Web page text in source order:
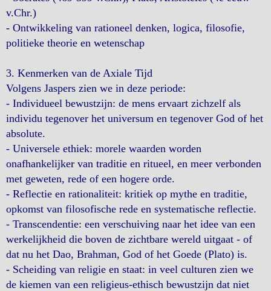
v.Chr.)
- Ontwikkeling van rationeel denken, logica, filosofie,
politieke theorie en wetenschap
3. Kenmerken van de Axiale Tijd
Volgens Jaspers zien we in deze periode:
- Individueel bewustzijn: de mens ervaart zichzelf als
individu tegenover het universum en tegenover God of het
absolute.
- Universele ethiek: morele waarden worden
onafhankelijker van traditie en ritueel, en meer verbonden
met geweten, rede of een hogere orde.
- Reflectie en rationaliteit: kritiek op mythe en traditie,
opkomst van filosofische rede en systematische reflectie.
- Transcendentie: een verschuiving naar het idee van een
werkelijkheid die boven de zichtbare wereld uitgaat - of
dat nu het Dao, Brahman, God of het Goede (Plato) is.
- Scheiding van religie en staat: in veel culturen zien we
de kiemen van een religieus-ethisch bewustzijn dat niet